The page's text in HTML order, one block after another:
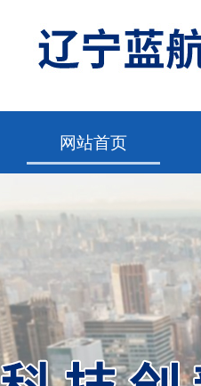
网站首页